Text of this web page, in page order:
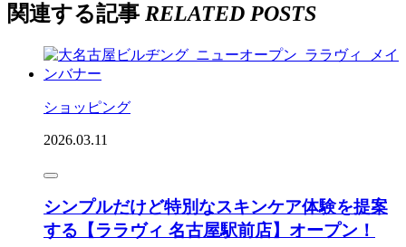
関連する記事 RELATED POSTS
ショッピング
2026.03.11
シンプルだけど特別なスキンケア体験を提案
する【ララヴィ 名古屋駅前店】オープン！